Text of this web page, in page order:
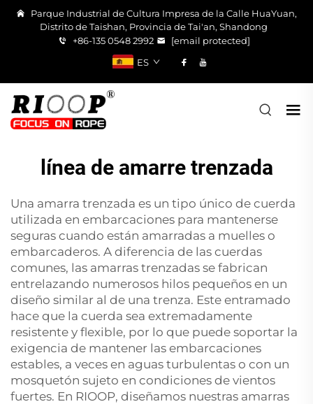
Parque Industrial de Cultura Impresa de la Calle HuaYuan,
Distrito de Taishan, Provincia de Tai'an, Shandong
+86-135 0548 2992
[email protected]
ES
línea de amarre trenzada
Una amarra trenzada es un tipo único de cuerda
utilizada en embarcaciones para mantenerse
seguras cuando están amarradas a muelles o
embarcaderos. A diferencia de las cuerdas
comunes, las amarras trenzadas se fabrican
entrelazando numerosos hilos pequeños en un
diseño similar al de una trenza. Este entramado
hace que la cuerda sea extremadamente
resistente y flexible, por lo que puede soportar la
exigencia de mantener las embarcaciones
estables, a veces en aguas turbulentas o con un
mosquetón sujeto en condiciones de vientos
fuertes. En RIOOP, diseñamos nuestras amarras